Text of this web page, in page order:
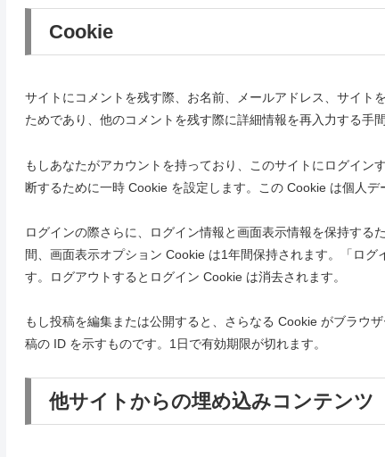
Cookie
サイトにコメントを残す際、お名前、メールアドレス、サイ
ためであり、他のコメントを残す際に詳細情報を再入力する手
もしあなたがアカウントを持っており、このサイトにログイン
断するために一時 Cookie を設定します。この Cookie は個人
ログインの際さらに、ログイン情報と画面表示情報を保持す
間、画面表示オプション Cookie は1年間保持されます。「ロ
す。ログアウトするとログイン Cookie は消去されます。
もし投稿を編集または公開すると、さらなる Cookie がブラウ
稿の ID を示すものです。1日で有効期限が切れます。
他サイトからの埋め込みコンテンツ